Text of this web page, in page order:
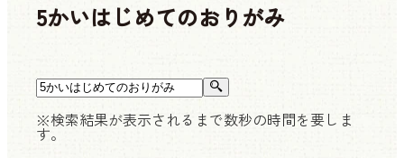
5かいはじめてのおりがみ
※検索結果が表示されるまで数秒の時間を要しま
す。